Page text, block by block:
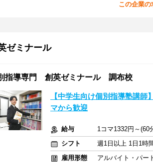
この企業の
ゼミナール
指導専門 創英ゼミナール 調布校
【中学生向け個別指導塾講
マから歓迎
給与
1コマ1332円～
シフト
週1日以上 1日1時
雇用形態
アルバイト・パー